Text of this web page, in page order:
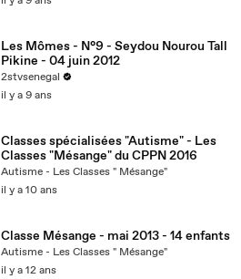
Les Mômes - N°9 - Seydou Nourou Tall
Pikine - 04 juin 2012
2stvsenegal
il y a 9 ans
Classes spécialisées "Autisme" - Les
Classes "Mésange" du CPPN 2016
Autisme - Les Classes " Mésange"
il y a 10 ans
Classe Mésange - mai 2013 - 14 enfants
Autisme - Les Classes " Mésange"
il y a 12 ans